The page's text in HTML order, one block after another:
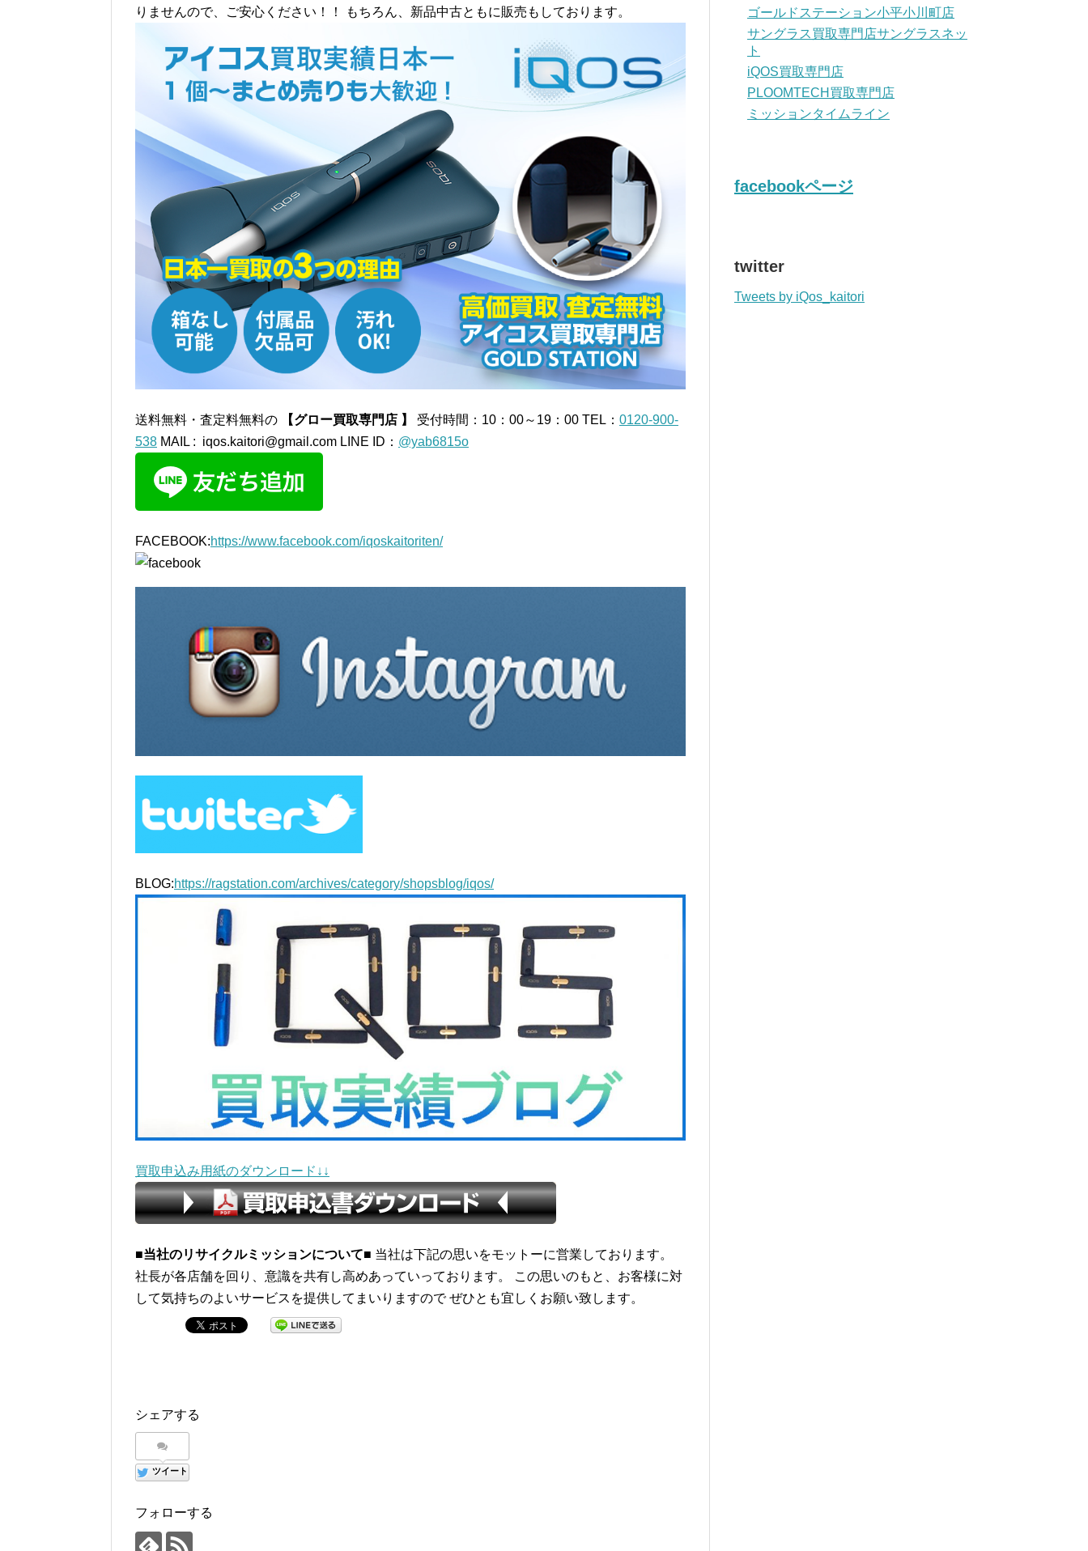
りませんので、ご安心ください！！
もちろん、新品中古ともに販売もしております。
送料無料・査定料無料の 【グロー買取専門店 】 受付時間：10：00～19：00 TEL： 0120-900-
538 MAIL : iqos.kaitori@gmail.com LINE ID： @yab6815o
FACEBOOK:https://www.facebook.com/iqoskaitoriten/
BLOG:https://ragstation.com/archives/category/shopsblog/iqos/
買取申込み用紙のダウンロード↓↓
■当社のリサイクルミッションについて■ 当社は下記の思いをモットーに営業しております。
社長が各店舗を回り、意識を共有し高めあっていっております。
この思いのもと、お客様に対
して気持ちのよいサービスを提供してまいりますのでぜひとも宜しくお願い致します。
シェアする
ツイート
フォローする
ゴールドステーション小平小川町店
サングラス買取専門店サングラスネッ
ト
iQOS買取専門店
PLOOMTECH買取専門店
ミッションタイムライン
facebookページ
twitter
Tweets by iQos_kaitori